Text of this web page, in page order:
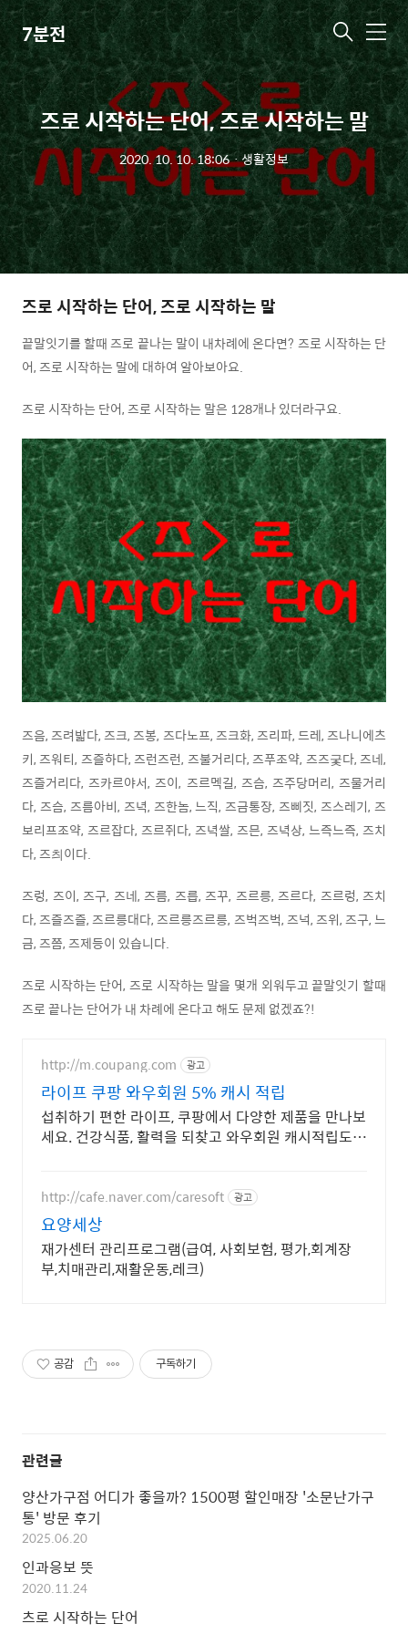
7분전 메
뉴
즈로 시작하는 단어, 즈로 시작하는 말
2020. 10. 10. 18:06ㆍ생활정보
즈로 시작하는 단어, 즈로 시작하는 말
끝말잇기를 할때 즈로 끝나는 말이 내차례에 온다면? 즈로 시작하는 단
어, 즈로 시작하는 말에 대하여 알아보아요.
즈로 시작하는 단어, 즈로 시작하는 말은 128개나 있더라구요.
즈음, 즈려밟다, 즈크, 즈봉, 즈다노프, 즈크화, 즈리파, 드레, 즈나니에츠
키, 즈워티, 즈즐하다, 즈런즈런, 즈불거리다, 즈푸조약, 즈즈궃다, 즈네,
즈즐거리다, 즈카르야서, 즈이, 즈르멕길, 즈슴, 즈주당머리, 즈물거리
다, 즈슴, 즈름아비, 즈녁, 즈한놈, 느직, 즈금통장, 즈삐짓, 즈스레기, 즈
보리프조약, 즈르잡다, 즈르쥐다, 즈녁쌀, 즈믄, 즈녁상, 느즉느즉, 즈치
다, 즈츼이다.
즈렁, 즈이, 즈구, 즈네, 즈름, 즈릅, 즈꾸, 즈르릉, 즈르다, 즈르렁, 즈치
다, 즈즐즈즐, 즈르릉대다, 즈르릉즈르릉, 즈벅즈벅, 즈넉, 즈위, 즈구, 느
금, 즈쯤, 즈제등이 있습니다.
즈로 시작하는 단어, 즈로 시작하는 말을 몇개 외워두고 끝말잇기 할때
즈로 끝나는 단어가 내 차례에 온다고 해도 문제 없겠죠?!
http://m.coupang.com 광고
라이프 쿠팡 와우회원 5% 캐시 적립
섭취하기 편한 라이프, 쿠팡에서 다양한 제품을 만나보
세요. 건강식품, 활력을 되찾고 와우회원 캐시적립도
http://cafe.naver.com/caresoft 광고
요양세상
재가센터 관리프로그램(급여, 사회보험, 평가,회계장
부,치매관리,재활운동,레크)
공감 구독하기
관련글
양산가구점 어디가 좋을까? 1500평 할인매장 '소문난가구
통' 방문 후기
2025.06.20
인과응보 뜻
2020.11.24
츠로 시작하는 단어